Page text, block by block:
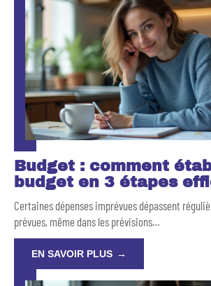
Budget : comment
budget en 3 étapes
Certaines dépenses imprévues dépassent
prévues, même dans les prévisions…
EN SAVOIR PLUS